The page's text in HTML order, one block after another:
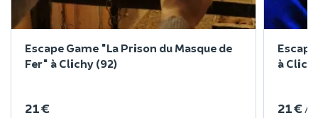
Escape Game "La Prison du Masque de
Fer" à Clichy (92)
21 €
à
21 € /